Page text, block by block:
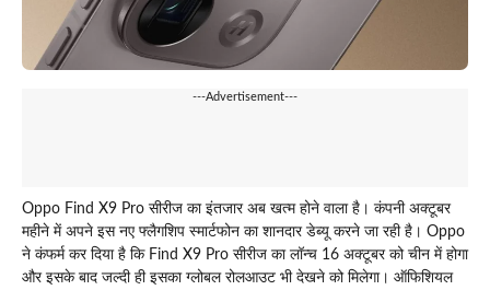
---Advertisement---
Oppo Find X9 Pro सीरीज का इंतजार अब खत्म होने वाला है। कंपनी अक्टूबर
महीने में अपने इस नए फ्लैगशिप स्मार्टफोन का शानदार डेब्यू करने जा रही है। Oppo
ने कंफर्म कर दिया है कि Find X9 Pro सीरीज का लॉन्च 16 अक्टूबर को चीन में होगा
और इसके बाद जल्दी ही इसका ग्लोबल रोलआउट भी देखने को मिलेगा। ऑफिशियल